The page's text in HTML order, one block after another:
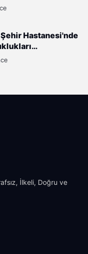
ERHAN DENİZ
Hastanesi'nde
Hizmete Açıldı
İlkeli, Doğru ve